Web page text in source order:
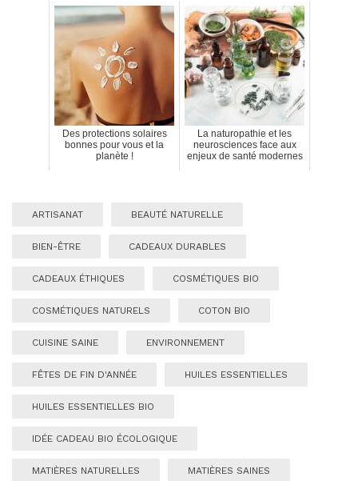
Des protections solaires
bonnes pour vous et la
planète !
La naturopathie et les
neurosciences face aux
enjeux de santé modernes
ARTISANAT BEAUTÉ NATURELLE
BIEN-ÊTRE CADEAUX DURABLES
CADEAUX ÉTHIQUES COSMÉTIQUES BIO
COSMÉTIQUES NATURELS COTON BIO
CUISINE SAINE ENVIRONNEMENT
FÊTES DE FIN D'ANNÉE HUILES ESSENTIELLES
HUILES ESSENTIELLES BIO
IDÉE CADEAU BIO ÉCOLOGIQUE
MATIÈRES NATURELLES MATIÈRES SAINES